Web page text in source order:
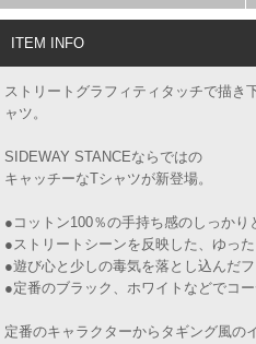
ITEM INFO
ストリートグラフィティタッチで描き
ャツ。
SIDEWAY STANCEならではの
キャッチーなTシャツが新登場。
●コットン100％の手持ち感のしっかり
●ストリートシーンを反映した、ゆっ
●遊び心と少しの毒気を落とし込んだ
●定番のブラック、ホワイトなどでコ
定番のキャラクターからタギング風の